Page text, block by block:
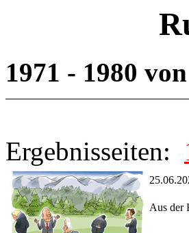
1971 - 1980
Ergebnisseiten:
Aus der